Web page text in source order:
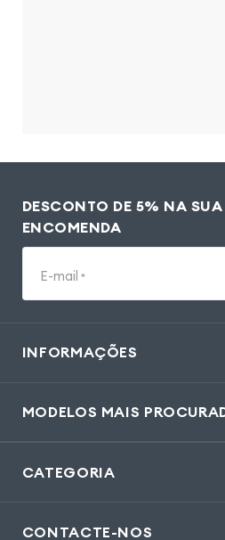
DESCONTO DE 5% NA SUA
ENCOMENDA
E-mail *
INFORMAÇÕES
MODELOS MAIS
CATEGORIA
CONTACTE-NOS